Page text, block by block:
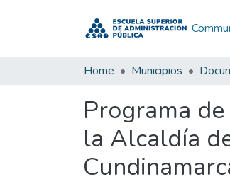
Home Municipios
Programa
la Alcaldía